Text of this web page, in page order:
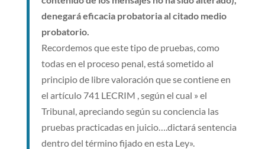
denegará eficacia probatoria al citado medio
probatorio.
Recordemos que este tipo de pruebas, como
todas en el proceso penal, está sometido al
principio de libre valoración que se contiene en
el artículo 741 LECRIM , según el cual » el
Tribunal, apreciando según su conciencia las
pruebas practicadas en juicio….dictará sentencia
dentro del término fijado en esta Ley».